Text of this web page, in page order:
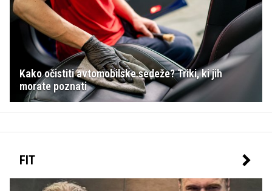
Kako očistiti avtomobilske sedeže? Triki, ki jih
morate poznati
FIT